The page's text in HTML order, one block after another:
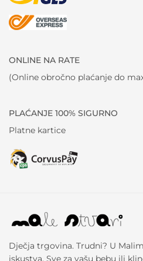
ONLINE NA RATE
(Online obročno plaćanje do
PLAĆANJE 100% SIGURNO
Platne kartice
Dječja trgovina. Trudni? U
iskustva. Sve za vašu bebu ili